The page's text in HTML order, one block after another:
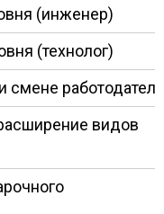
(инженер)
(технолог)
смене
видов